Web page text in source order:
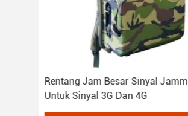
Rentang Jam Besar Sinyal
Untuk Sinyal 3G Dan 4G